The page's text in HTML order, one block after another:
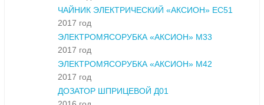
ЧАЙНИК ЭЛЕКТРИЧЕСКИЙ «АКСИОН» ЕС51
2017 год
ЭЛЕКТРОМЯСОРУБКА «АКСИОН» М33
2017 год
ЭЛЕКТРОМЯСОРУБКА «АКСИОН» М42
2017 год
ДОЗАТОР ШПРИЦЕВОЙ Д01